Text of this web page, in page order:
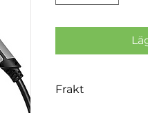
Frakt